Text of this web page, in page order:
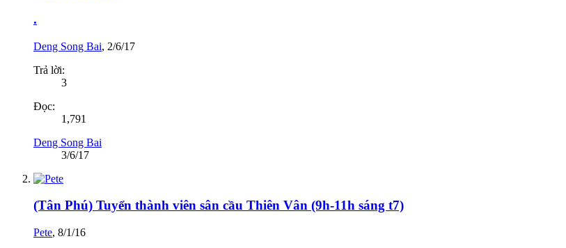
.
Deng Song Bai, 2/6/17
Trả lời:
3
Đọc:
1,791
Deng Song Bai
3/6/17
(Tân Phú) Tuyển thành viên sân cầu Thiên Vân (9h-11h sáng t7)
Pete, 8/1/16